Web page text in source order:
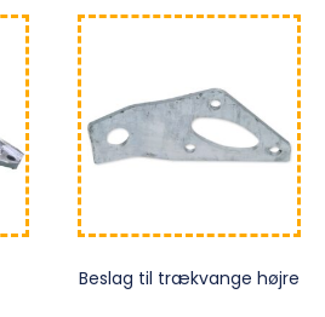
Beslag til trækvange højre